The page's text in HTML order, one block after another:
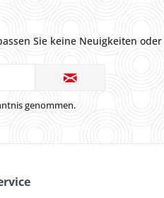
Sie keine Neuigkeiten
genommen.